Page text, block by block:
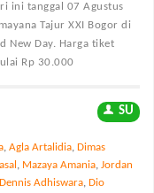
ini tanggal 07 Agustus
Tajur XXI Bogor di
New Day. Harga tiket
Rp 30.000
SU
, Agla Artalidia, Dimas
, Mazaya Amania, Jordan
Dennis Adhiswara, Dio